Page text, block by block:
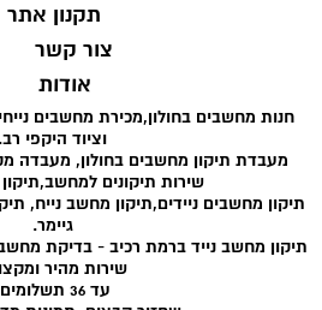
צור קשר
אודות
תקנון אתר
וציוד היקפי רב.
מעבדת תיקון מחשבים בחולון, מעבדה מקצועית עם
שירות תיקונים
גיימר.
תיקון מחשב נייד ברמת רכיב - בדיקת
שירות מהיר
עד 36 תשלומים.